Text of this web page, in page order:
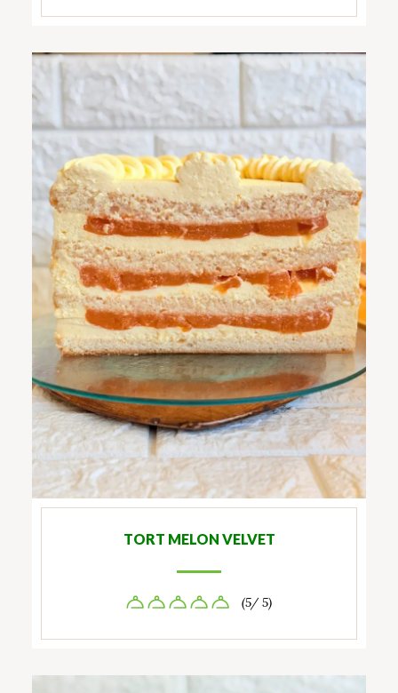
TORT MELON VELVET
(5/ 5)